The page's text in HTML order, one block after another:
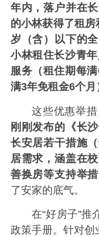
年内，落户并在
的小林获得了租
岁（含）以下的
小林租住长沙青
服务（租住期每
满3年免租金6个月
这些优惠举
刚刚发布的《长
长安居若干措施
居需求，涵盖在
善换房等支持举措
了安家的底气。
在“好房子”推
政策手册。针对创